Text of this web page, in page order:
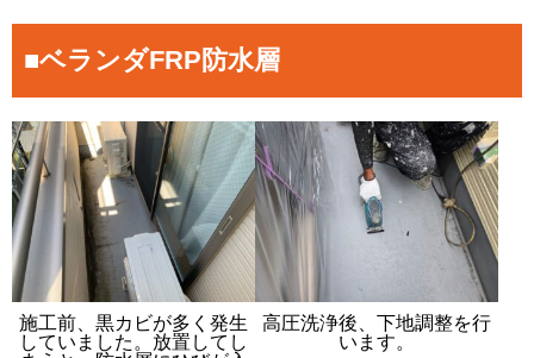
■ベランダFRP防水層
施工前、黒カビが多く発生
していました。放置してし
高圧洗浄後、下地調整を行
います。